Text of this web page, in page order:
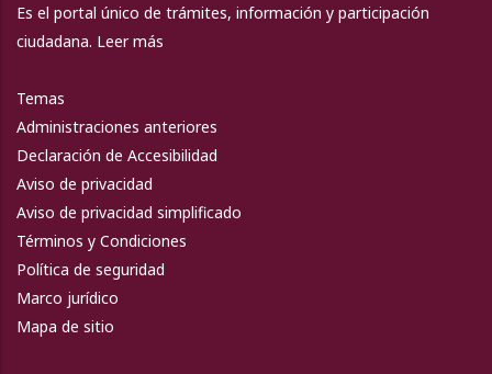
Es el portal único de trámites, información y participación
ciudadana. Leer más
Temas
Administraciones anteriores
Declaración de Accesibilidad
Aviso de privacidad
Aviso de privacidad simplificado
Términos y Condiciones
Política de seguridad
Marco jurídico
Mapa de sitio